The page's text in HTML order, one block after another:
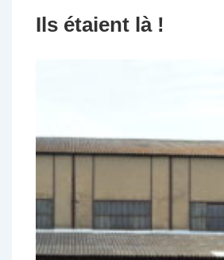
Ils étaient là !